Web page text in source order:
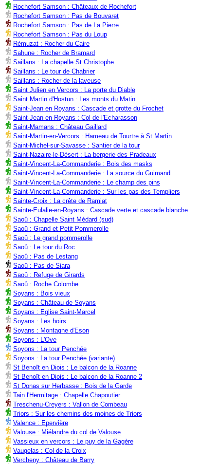
Rochefort Samson : Châteaux de Rochefort
Rochefort Samson : Pas de Bouvaret
Rochefort Samson : Pas de La Pierre
Rochefort Samson : Pas du Loup
Rémuzat : Rocher du Caire
Sahune : Rocher de Bramard
Saillans : La chapelle St Christophe
Saillans : Le tour de Chabrier
Saillans : Rocher de la laveuse
Saint Julien en Vercors : La porte du Diable
Saint Martin d'Hostun : Les monts du Matin
Saint-Jean en Royans : Cascade et grotte du Frochet
Saint-Jean en Royans : Col de l'Echarasson
Saint-Mamans : Château Gaillard
Saint-Martin-en-Vercors : Hameau de Tourtre à St Martin
Saint-Michel-sur-Savasse : Santier de la tour
Saint-Nazaire-le-Désert : La bergerie des Pradeaux
Saint-Vincent-La-Commanderie : Bois des masks
Saint-Vincent-La-Commanderie : La source du Guimand
Saint-Vincent-La-Commanderie : Le champ des pins
Saint-Vincent-La-Commanderie : Sur les pas des Templiers
Sainte-Croix : La crête de Ramiat
Sainte-Eulalie-en-Royans : Cascade verte et cascade blanche
Saoû : Chapelle Saint Médard (sud)
Saoû : Grand et Petit Pommerolle
Saoû : Le grand pommerolle
Saoû : Le tour du Roc
Saoû : Pas de Lestang
Saoû : Pas de Siara
Saoû : Refuge de Girards
Saoû : Roche Colombe
Soyans : Bois vieux
Soyans : Château de Soyans
Soyans : Eglise Saint-Marcel
Soyans : Les hoirs
Soyans : Montagne d'Eson
Soyons : L'Ove
Soyons : La tour Penchée
Soyons : La tour Penchée (variante)
St Benoît en Diois : Le balcon de la Roanne
St Benoît en Diois : Le balcon de la Roanne 2
St Donas sur Herbasse : Bois de la Garde
Tain l'Hermitage : Chapelle Chapoutier
Treschenu-Creyers : Vallon de Combeau
Triors : Sur les chemins des moines de Triors
Valence : Epervière
Valouse : Miélandre du col de Valouse
Vassieux en vercors : Le puy de la Gagère
Vaugelas : Col de la Croix
Vercheny : Château de Barry